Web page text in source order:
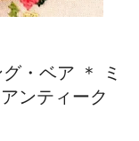
・ベア ＊ ミ
ンティーク